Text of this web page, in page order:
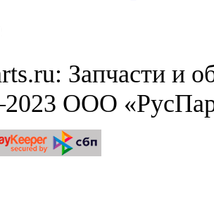
Запчасти и
ООО